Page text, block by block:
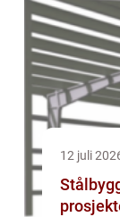
12 juli